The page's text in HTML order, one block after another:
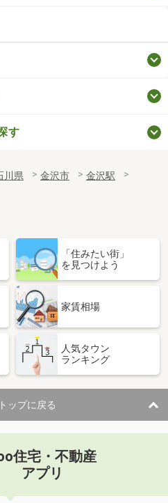
す
川県 金沢市
金沢駅
「住みたい街」
を見つけよう
家賃相場
人気タウン
ランキング
ップに戻る
住宅・不動産
アプリ